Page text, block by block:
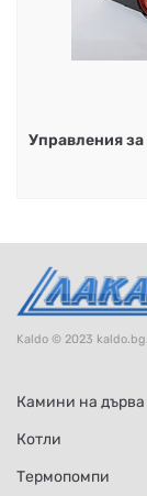
Управления за
Kaldo © 2023
Камини на дърва
Котли
Термопомпи